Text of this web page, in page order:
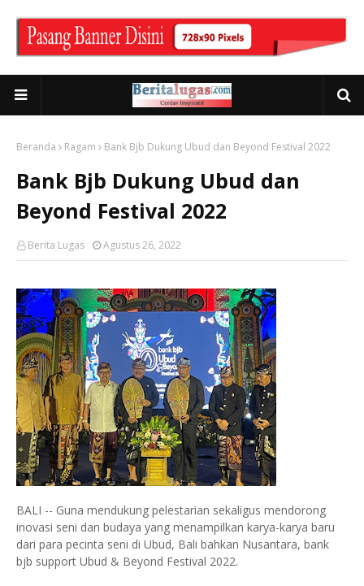
Beranda Ragam Bank Bjb Dukung Ubud dan Beyond Festival 2022
Bank Bjb Dukung Ubud dan
Beyond Festival 2022
Berita Lugas Agustus 26, 2022
BALI -- Guna mendukung pelestarian sekaligus mendorong
inovasi seni dan budaya yang menampilkan karya-karya baru
dari para pecinta seni di Ubud, Bali bahkan Nusantara, bank
bjb support Ubud & Beyond Festival 2022.